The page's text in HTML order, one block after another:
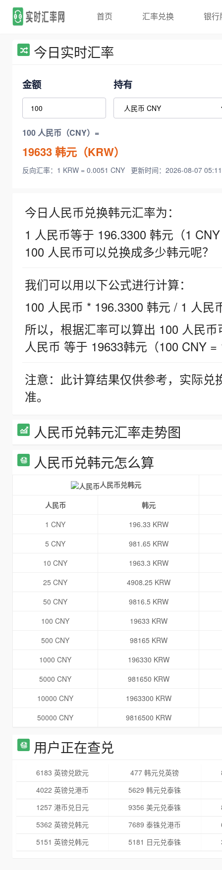
首页 汇率兑换 银行
今日实时汇率
金额 持有
100 人民币（CNY）=
19633韩元（KRW）
反向汇率：1 KRW = 0.0051 CNY 更新时间：2026-08-07
今日人民币兑换韩元汇率为：
1 人民币等于 196.3300 韩元（1
100 人民币可以兑换成多少韩元呢？
我们可以用以下公式进行计算：
100 人民币 * 196.3300 韩元 / 1 人民
所以，根据汇率可以算出 100 人民
人民币 等于 19633韩元（100 CNY =
注意：此计算结果仅供参考，实际
准。
人民币兑韩元汇率走势图
人民币兑韩元怎么算
人民币兑韩元
人民币
韩元
1 CNY
196.33 KRW
5 CNY
981.65 KRW
10 CNY
1963.3 KRW
25 CNY
4908.25 KRW
50 CNY
9816.5 KRW
100 CNY
19633 KRW
500 CNY
98165 KRW
1000 CNY
196330 KRW
5000 CNY
981650 KRW
10000 CNY
1963300 KRW
50000 CNY
9816500 KRW
用户正在查兑
6183 英镑兑欧元 477 韩元兑英镑
4022 英镑兑港币
5629 韩元兑泰铢
1257 港币兑日元
9356 美元兑泰铢
5362 英镑兑韩元
7689 泰铢兑港币
5151 英镑兑韩元
5181 日元兑泰铢